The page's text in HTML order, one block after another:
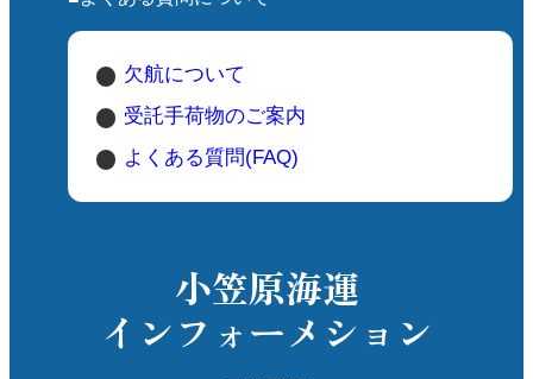
欠航について
受託手荷物のご案内
よくある質問(FAQ)
小笠原海運
インフォーメション